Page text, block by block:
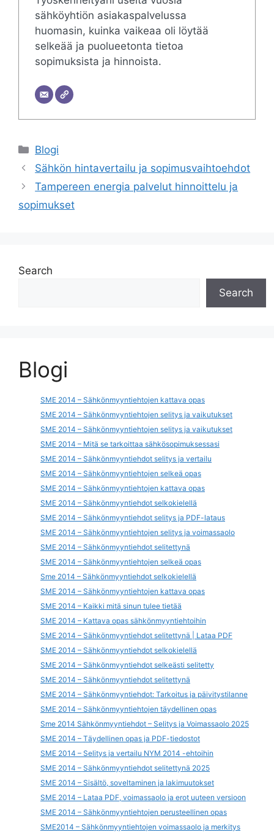
sähköyhtiön asiakaspalvelussa
huomasin, kuinka vaikeaa oli löytää
selkeää ja puolueetonta tietoa
sopimuksista ja hinnoista.
Categories
Blogi
Sähkön hintavertailu ja sopimusvaihtoehdot
Tampereen energia palvelut hinnoittelu ja
sopimukset
Search
Search
Blogi
SME 2014 – Sähkönmyyntiehtojen kattava opas
SME 2014 – Sähkönmyyntiehtojen selitys ja vaikutukset
SME 2014 – Sähkönmyyntiehtojen selitys ja vaikutukset
SME 2014 – Mitä se tarkoittaa sähkösopimuksessasi
SME 2014 – Sähkönmyyntiehdot selitys ja vertailu
SME 2014 – Sähkönmyyntiehtojen selkeä opas
SME 2014 – Sähkönmyyntiehtojen kattava opas
SME 2014 – Sähkönmyyntiehdot selkokielellä
SME 2014 – Sähkönmyyntiehdot selitys ja PDF-lataus
SME 2014 – Sähkönmyyntiehtojen selitys ja voimassaolo
SME 2014 – Sähkönmyyntiehdot selitettynä
SME 2014 – Sähkönmyyntiehtojen selkeä opas
Sme 2014 – Sähkönmyyntiehdot selkokielellä
SME 2014 – Sähkönmyyntiehtojen kattava opas
SME 2014 – Kaikki mitä sinun tulee tietää
SME 2014 – Kattava opas sähkönmyyntiehtoihin
SME 2014 – Sähkönmyyntiehdot selitettynä | Lataa PDF
SME 2014 – Sähkönmyyntiehdot selkokielellä
SME 2014 – Sähkönmyyntiehdot selkeästi selitetty
SME 2014 – Sähkönmyyntiehdot selitettynä
SME 2014 – Sähkönmyyntiehdot: Tarkoitus ja päivitystilanne
SME 2014 – Sähkönmyyntiehtojen täydellinen opas
Sme 2014 Sähkönmyyntiehdot – Selitys ja Voimassaolo 2025
SME 2014 – Täydellinen opas ja PDF-tiedostot
SME 2014 – Selitys ja vertailu NYM 2014 -ehtoihin
SME 2014 – Sähkönmyyntiehdot selitettynä 2025
SME 2014 – Sisältö, soveltaminen ja lakimuutokset
SME 2014 – Lataa PDF, voimassaolo ja erot uuteen versioon
SME 2014 – Sähkönmyyntiehtojen perusteellinen opas
SME2014 – Sähkönmyyntiehtojen voimassaolo ja merkitys